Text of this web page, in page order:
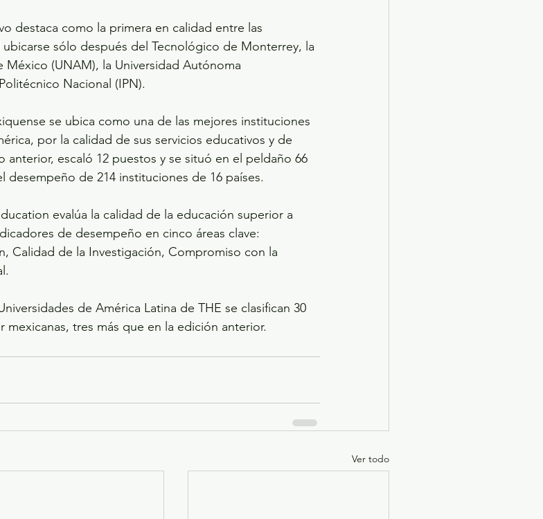
destaca como la primera en calidad entre las
sólo después del Tecnológico de Monterrey, la
(UNAM), la Universidad Autónoma
Nacional (IPN).
se ubica como una de las mejores instituciones
por la calidad de sus servicios educativos y de
anterior, escaló 12 puestos y se situó en el peldaño 66
desempeño de 214 instituciones de 16 países.
evalúa la calidad de la educación superior a
de desempeño en cinco áreas clave:
Calidad de la Investigación, Compromiso con la
de América Latina de THE se clasifican 30
tres más que en la edición anterior.
Ver todo